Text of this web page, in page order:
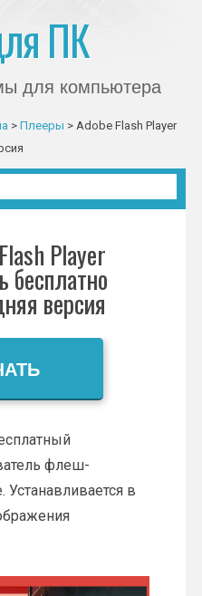
ПК
для компьютера
> Плееры > Adobe Flash Player
Player
бесплатно
версия
флеш-
в